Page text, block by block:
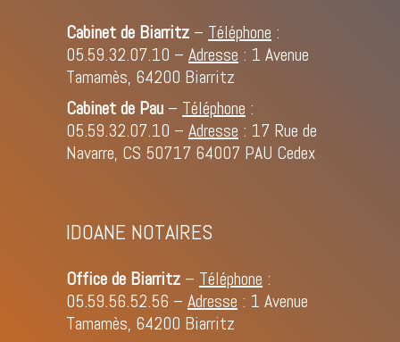
Cabinet de Biarritz – Téléphone :
05.59.32.07.10 – Adresse : 1 Avenue
Tamamès, 64200 Biarritz
Cabinet de Pau – Téléphone :
05.59.32.07.10 – Adresse : 17 Rue de
Navarre, CS 50717 64007 PAU Cedex
IDOANE NOTAIRES
Office de Biarritz – Téléphone :
05.59.56.52.56 – Adresse : 1 Avenue
Tamamès, 64200 Biarritz